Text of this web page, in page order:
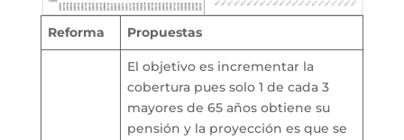
Reforma Propuestas
El objetivo es incrementar la
cobertura pues solo 1 de cada 3
mayores de 65 años obtiene su
pensión y la proyección es que se